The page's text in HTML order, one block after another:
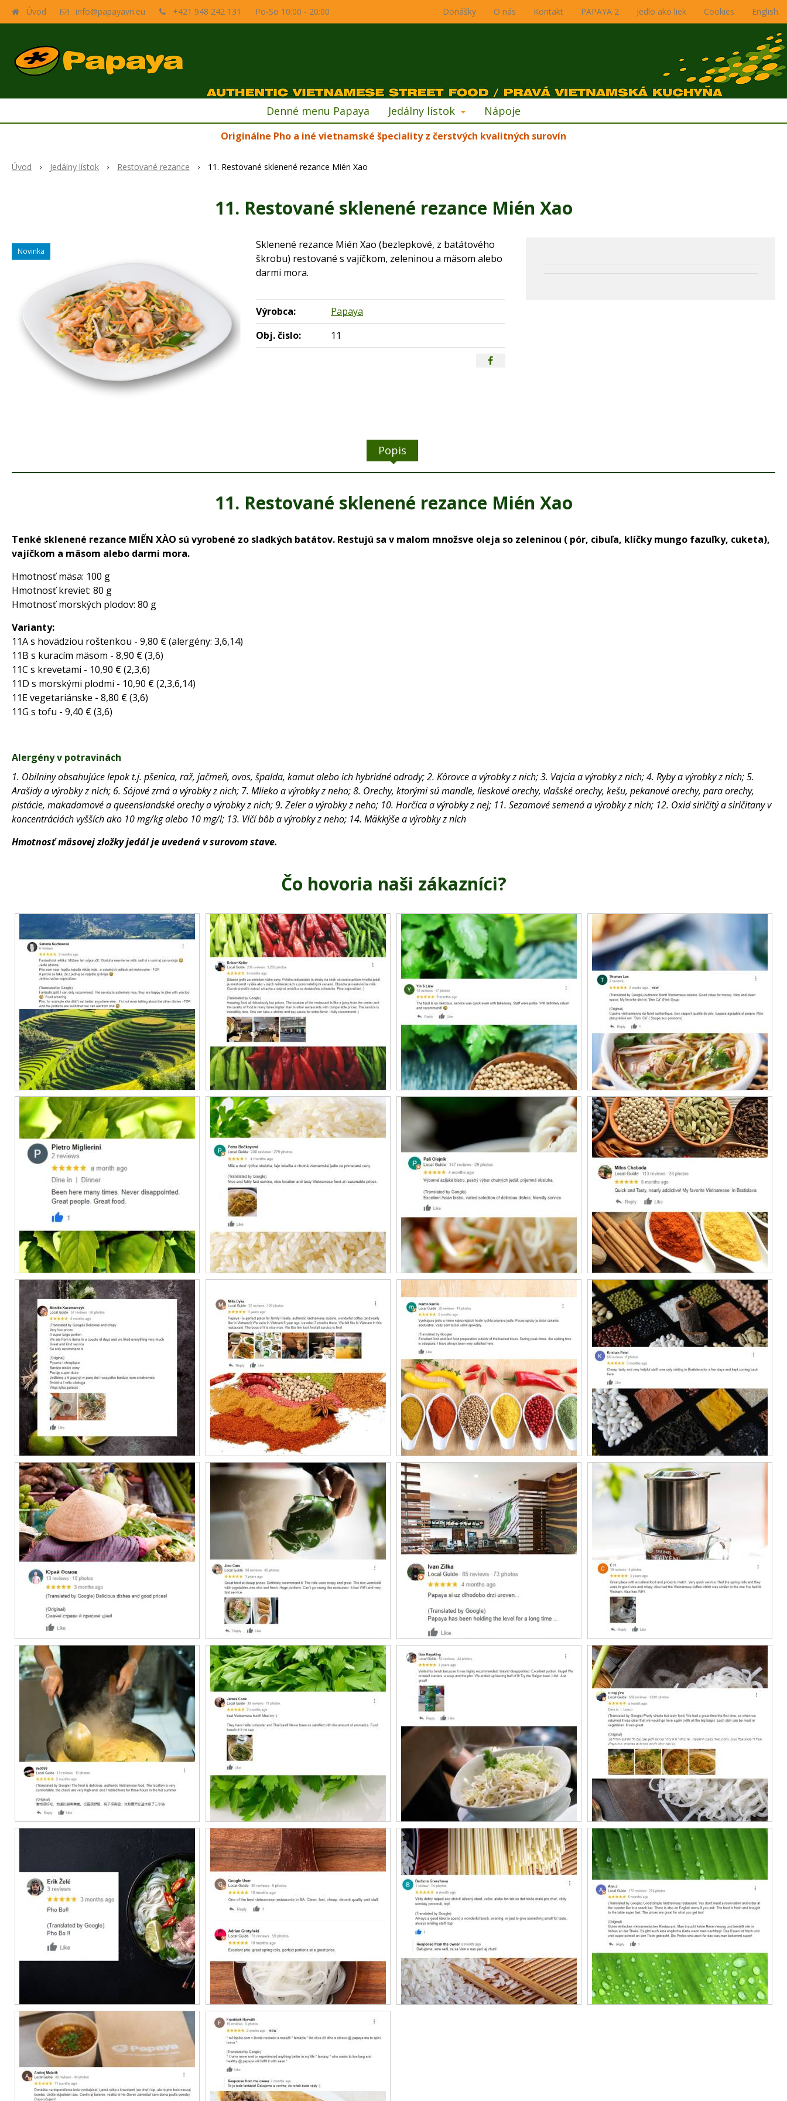
Úvod info@papayavn.eu +421 948 242 131 Po-So 10:00 - 20:00 Donášky O nás Kontakt PAPAYA 2 Jedlo ako liek Cookies English
Denné menu Papaya Jedálny lístok Nápoje
Originálne Pho a iné vietnamské špeciality z čerstvých kvalitných surovín
Úvod Jedálny lístok Restované rezance 11. Restované sklenené rezance Mién Xao
11. Restované sklenené rezance Mién Xao
Novinka
Sklenené rezance Mién Xao (bezlepkové, z batátového
škrobu) restované s vajíčkom, zeleninou a mäsom alebo
darmi mora.
Výrobca:
Papaya
Obj. čislo:
11
Popis
11. Restované sklenené rezance Mién Xao
Tenké sklenené rezance MIẾN XÀO sú vyrobené zo sladkých batátov. Restujú sa v malom množsve oleja so zeleninou ( pór, cibuľa, klíčky mungo fazuľky, cuketa),
vajíčkom a mäsom alebo darmi mora.
Hmotnosť mäsa: 100 g
Hmotnosť kreviet: 80 g
Hmotnosť morských plodov: 80 g
Varianty:
11A s hovädziou roštenkou - 9,80 € (alergény: 3,6,14)
11B s kuracím mäsom - 8,90 € (3,6)
11C s krevetami - 10,90 € (2,3,6)
11D s morskými plodmi - 10,90 € (2,3,6,14)
11E vegetariánske - 8,80 € (3,6)
11G s tofu - 9,40 € (3,6)
Alergény v potravinách
1. Obilniny obsahujúce lepok t.j. pšenica, raž, jačmeň, ovos, špalda, kamut alebo ich hybridné odrody; 2. Kôrovce a výrobky z nich; 3. Vajcia a výrobky z nich; 4. Ryby a výrobky z nich; 5.
Arašidy a výrobky z nich; 6. Sójové zrná a výrobky z nich; 7. Mlieko a výrobky z neho; 8. Orechy, ktorými sú mandle, lieskové orechy, vlašské orechy, kešu, pekanové orechy, para orechy,
pistácie, makadamové a queenslandské orechy a výrobky z nich; 9. Zeler a výrobky z neho; 10. Horčica a výrobky z nej; 11. Sezamové semená a výrobky z nich; 12. Oxid siričitý a siričitany v
koncentráciách vyšších ako 10 mg/kg alebo 10 mg/l; 13. Vlčí bôb a výrobky z neho; 14. Mäkkýše a výrobky z nich
Hmotnosť mäsovej zložky jedál je uvedená v surovom stave.
Čo hovoria naši zákazníci?